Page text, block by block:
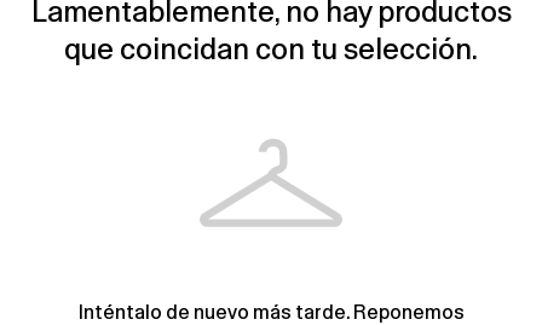
Lamentablemente, no hay productos
que coincidan con tu selección.
Inténtalo de nuevo más tarde. Reponemos